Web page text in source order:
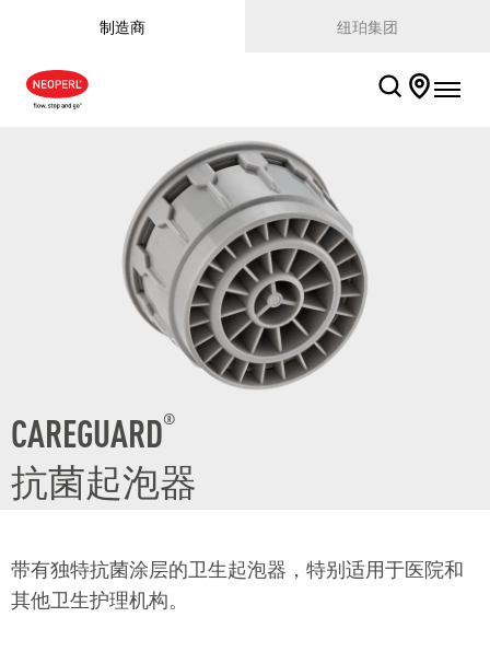
制造商 纽珀集团
CAREGUARD®
抗菌起泡器
带有独特抗菌涂层的卫生起泡器，特别适用于医院和
其他卫生护理机构。